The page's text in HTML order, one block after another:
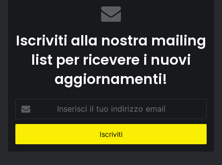
Iscriviti alla nostra mailing
list per ricevere i nuovi
aggiornamenti!
tuo
email